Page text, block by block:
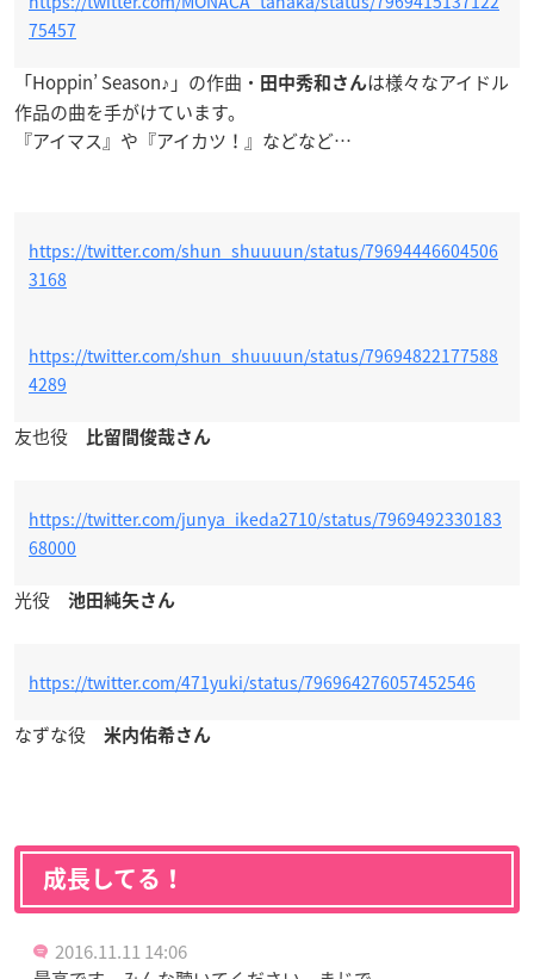
75457
「Hoppin’ Season♪」の作曲・ 田中秀和さんは様々なアイドル
作品の曲を手がけています。
『アイマス』や『アイカツ！』などなど…
https://twitter.com/shun_shuuuun/status/79694446604506
3168
https://twitter.com/shun_shuuuun/status/79694822177588
4289
友也役 比留間俊哉さん
https://twitter.com/junya_ikeda2710/status/7969492330183
68000
光役 池田純矢さん
https://twitter.com/471yuki/status/796964276057452546
なずな役 米内佑希さん
成長してる！
2016.11.11 14:06